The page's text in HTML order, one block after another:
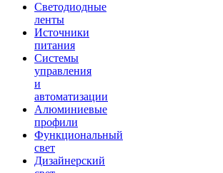
Светодиодные
ленты
Источники
питания
Системы
управления
и
автоматизации
Алюминиевые
профили
Функциональный
свет
Дизайнерский